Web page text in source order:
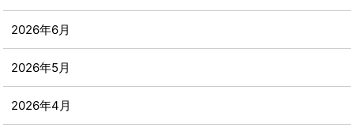
2026年6月
2026年5月
2026年4月